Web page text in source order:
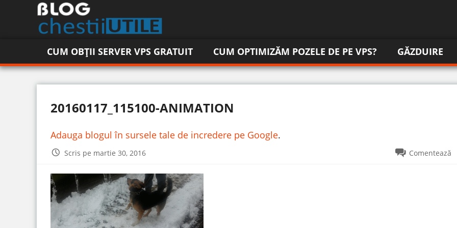
CUM OBȚII SERVER VPS GRATUIT CUM OPTIMIZĂM POZELE DE PE VPS? GĂZDUIRE
20160117_115100-ANIMATION
Adauga blogul în sursele tale de incredere pe Google.
Scris pe martie 30, 2016 Comentează